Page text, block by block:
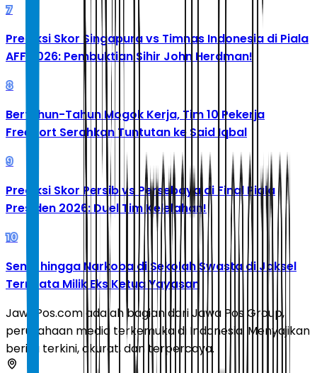
7
Prediksi Skor Singapura vs Timnas Indonesia di Piala
AFF 2026: Pembuktian Sihir John Herdman!
8
Bertahun-Tahun Mogok Kerja, Tim 10 Pekerja
Freeport Serahkan Tuntutan ke Said Iqbal
9
Prediksi Skor Persib vs Persebaya di Final Piala
Presiden 2026: Duel Tim Kelelahan!
10
Senpi hingga Narkoba di Sekolah Swasta di Jaksel
Ternyata Milik Eks Ketua Yayasan
JawaPos.com adalah bagian dari Jawa Pos Group,
perusahaan media terkemuka di Indonesia. Menyajikan
berita terkini, akurat, dan terpercaya.